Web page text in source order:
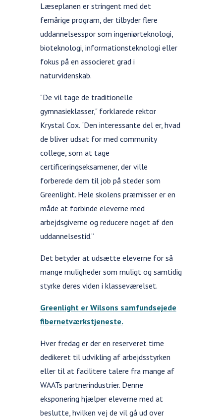
Læseplanen er stringent med det
femårige program, der tilbyder flere
uddannelsesspor som ingeniørteknologi,
bioteknologi, informationsteknologi eller
fokus på en associeret grad i
naturvidenskab.
"De vil tage de traditionelle
gymnasieklasser," forklarede rektor
Krystal Cox. "Den interessante del er, hvad
de bliver udsat for med community
college, som at tage
certificeringseksamener, der ville
forberede dem til job på steder som
Greenlight. Hele skolens præmisser er en
måde at forbinde eleverne med
arbejdsgiverne og reducere noget af den
uddannelsestid.”
Det betyder at udsætte eleverne for så
mange muligheder som muligt og samtidig
styrke deres viden i klasseværelset.
Greenlight er Wilsons samfundsejede
fibernetværkstjeneste.
Hver fredag er der en reserveret time
dedikeret til udvikling af arbejdsstyrken
eller til at facilitere talere fra mange af
WAATs partnerindustrier. Denne
eksponering hjælper eleverne med at
beslutte, hvilken vej de vil gå ud over